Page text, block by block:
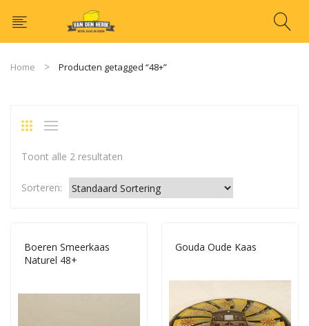
Home Producten getagged “48+”
Toont alle 2 resultaten
Sorteren:
Boeren Smeerkaas
Naturel 48+
Gouda Oude Kaas